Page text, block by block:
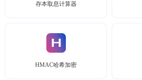
存本取息计算器
HMAC哈希加密